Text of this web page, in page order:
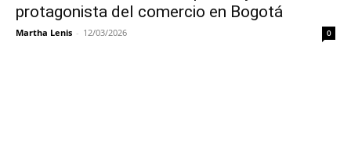
protagonista del comercio en Bogotá
Martha Lenis - 12/03/2026 0